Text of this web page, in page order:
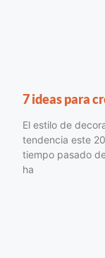
7 ideas para
El estilo de
tendencia este
tiempo pasado
ha